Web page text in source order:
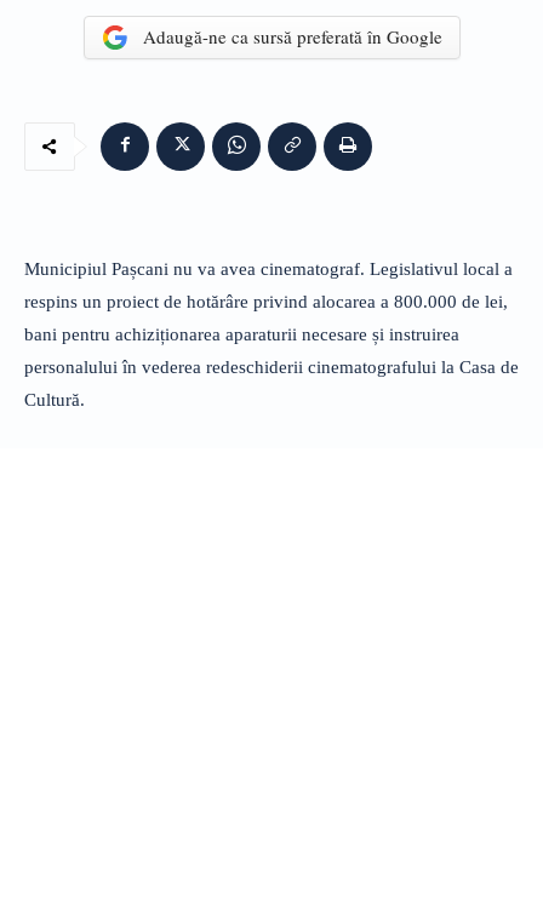
Adaugă-ne ca sursă preferată în Google
Municipiul Pașcani nu va avea cinematograf. Legislativul local a
respins un proiect de hotărâre privind alocarea a 800.000 de lei,
bani pentru achiziționarea aparaturii necesare și instruirea
personalului în vederea redeschiderii cinematografului la Casa de
Cultură.